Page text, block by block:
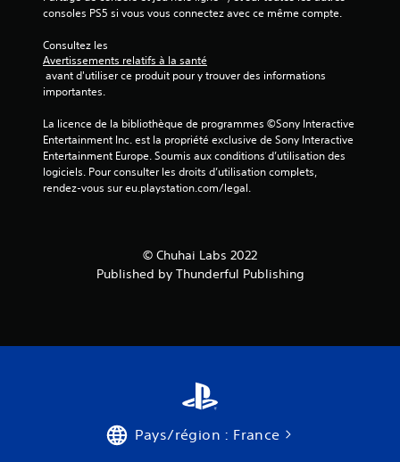
consoles PS5 si vous vous connectez avec ce même compte.
Consultez les
Avertissements relatifs à la santé
importantes.
La licence de la bibliothèque de programmes ©Sony Interactive
Entertainment Inc. est la propriété exclusive de Sony Interactive
Entertainment Europe. Soumis aux conditions d’utilisation des
logiciels. Pour consulter les droits d’utilisation complets,
rendez-vous sur eu.playstation.com/legal.
© Chuhai Labs 2022
Published by Thunderful Publishing
Pays/région : France